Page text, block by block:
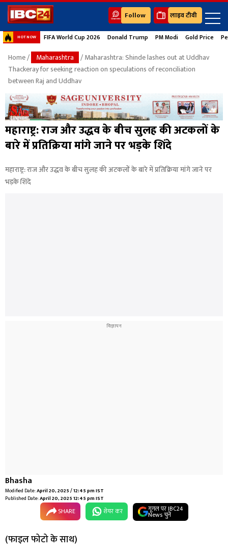
Follow लाइव टीवी
HOT NOW FIFA World Cup 2026 Donald Trump PM Modi Gold Price
Home/ Maharashtra
/ Maharashtra: Shinde lashes out at Uddhav
Thackeray for seeking reaction on speculations of reconciliation
between Raj and Uddhav
महाराष्ट्र: राज और उद्धव के बीच सुलह की अटकलों के
बारे में प्रतिक्रिया मांगे जाने पर भड़के शिंदे
महाराष्ट्र: राज और उद्धव के बीच सुलह की अटकलों के बारे में प्रतिक्रिया मांगे जाने पर
भड़के शिंदे
Bhasha
Modified Date:April 20, 2025 / 12:45 pm IST
Published Date:April 20, 2025 12:45 pm IST
SHARE शेयर कर गूगल पर IBC24
News चुनें
(फाइल फोटो के साथ)